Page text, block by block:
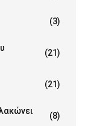
(3)
(21)
(21)
(8)